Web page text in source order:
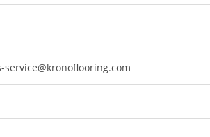
service@kronoflooring.com